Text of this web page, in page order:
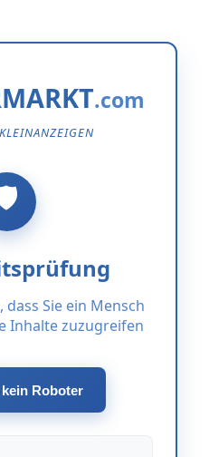
Sie ein Mensch
Inhalte zuzugreifen
Roboter